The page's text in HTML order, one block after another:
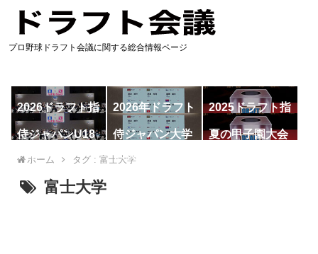
プロ野球ドラフト会議に関する総合情報ページ
2026ドラフト指
名予想
2026年ドラフト
候補
2025ドラフト指
名一覧
侍ジャパンU18
代表
侍ジャパン大学
代表
夏の甲子園大会
ホーム タグ : 富士大学
富士大学